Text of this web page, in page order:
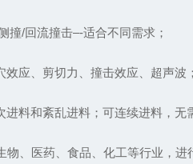
/回流撞击–-适合不同需求；
应、剪切力、撞击效应、超声波；
料和紊乱进料；可连续进料，无
医药、食品、化工等行业，进